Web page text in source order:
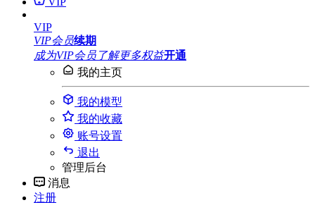
VIP
VIP会员续期
成为VIP会员 了解更多权益开通
我的主页
我的模型
我的收藏
账号设置
退出
管理后台
消息
注册